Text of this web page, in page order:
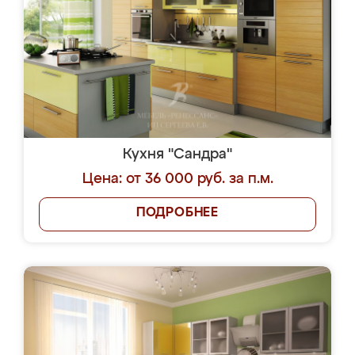
Кухня "Сандра"
Цена: от 36 000 руб. за п.м.
ПОДРОБНЕЕ